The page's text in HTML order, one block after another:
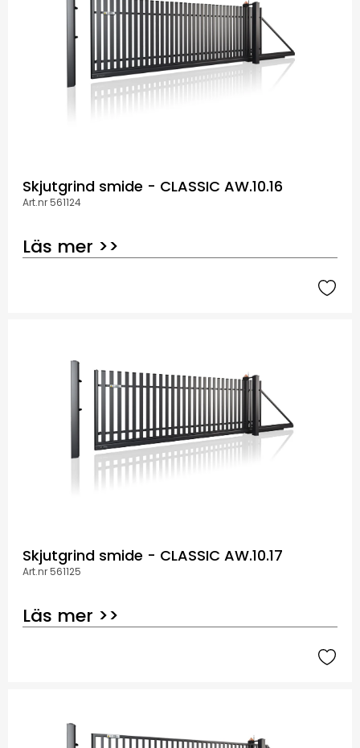
Skjutgrind smide - CLASSIC AW.10.16
Art.nr 561124
Läs mer >>
Skjutgrind smide - CLASSIC AW.10.17
Art.nr 561125
Läs mer >>